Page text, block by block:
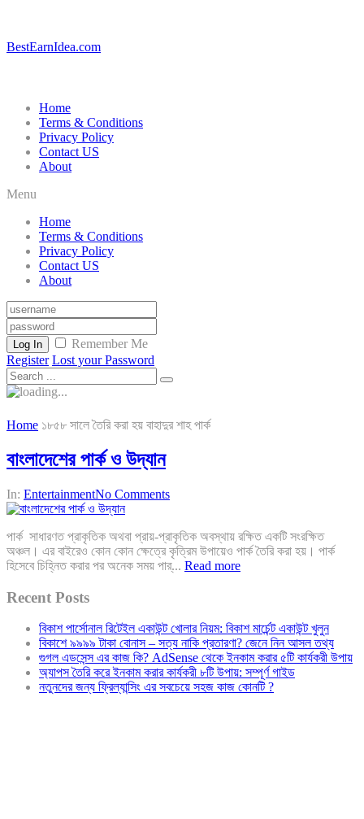
BestEarnIdea.com
Home
Terms & Conditions
Privacy Policy
Contact US
About
Menu
Home
Terms & Conditions
Privacy Policy
Contact US
About
Log In
Remember Me
Register Lost your Password
Home ১৮৫৮ সালে তৈরি করা হয় বাহাদুর শাহ পার্ক
বাংলাদেশের পার্ক ও উদ্যান
In: EntertainmentNo Comments
পার্ক সাধারণত প্রাকৃতিক অথবা প্রায়-প্রাকৃতিক অবস্থায় রক্ষিত একটি সংরক্ষিত
অঞ্চল। এর বাইরেও কোন কোন ক্ষেত্রে কৃত্রিম উপায়েও পার্ক তৈরি করা হয়। পার্ক
হিসেবে চিহ্নিত করার পর অনেক সময় পার্... Read more
Recent Posts
বিকাশ পার্সোনাল রিটেইল একাউন্ট খোলার নিয়ম: বিকাশ মার্চেন্ট একাউন্ট খুলুন
বিকাশে ৯৯৯৯ টাকা বোনাস – সত্য নাকি প্রতারণা? জেনে নিন আসল তথ্য
গুগল এডসেন্স এর কাজ কি? AdSense থেকে ইনকাম করার ৫টি কার্যকরী উপায়
অ্যাপস তৈরি করে ইনকাম করার কার্যকরী ৮টি উপায়: সম্পূর্ণ গাইড
নতুনদের জন্য ফ্রিল্যান্সিং এর সবচেয়ে সহজ কাজ কোনটি ?